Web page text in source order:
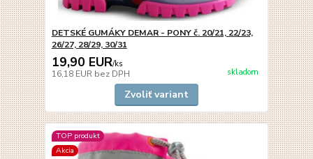
DETSKÉ GUMÁKY DEMAR - PONY č. 20/21, 22/23,
26/27, 28/29, 30/31
19,90 EUR/ks
16,18 EUR bez DPH skladom
Zvoliť variant
TOP produkt
Akcia